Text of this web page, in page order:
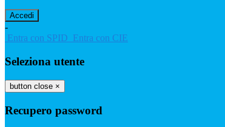
-
Entra con SPID Entra con CIE
Seleziona utente
button close ×
Recupero password